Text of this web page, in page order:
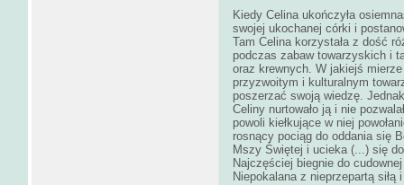
Kiedy Celina ukończyła
swojej ukochanej córki i
Tam Celina korzystała z dość
podczas zabaw towarzyskich i
oraz krewnych. W jakiejś
przyzwoitym i kulturalnym
poszerzać swoją wiedzę.
Celiny nurtowało ją i nie
powoli kiełkujące w niej
rosnący pociąg do oddania się
Mszy Świętej i ucieka (...) się
Najczęściej biegnie do
Niepokalana z nieprzepartą siłą